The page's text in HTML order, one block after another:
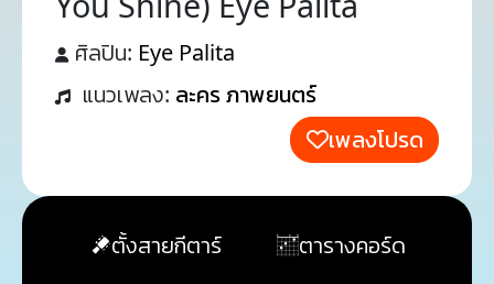
ศิลปิน: Eye Palita
แนวเพลง: ละคร ภาพยนตร์
เพลงโปรด
ตั้งสายกีตาร์
ตารางคอร์ด